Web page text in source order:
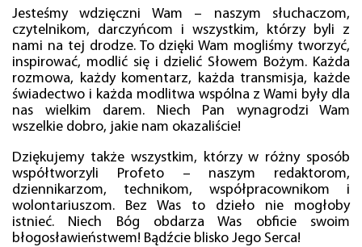
Jesteśmy wdzięczni Wam – naszym słuchaczom,
czytelnikom, darczyńcom i wszystkim, którzy byli z
nami na tej drodze. To dzięki Wam mogliśmy tworzyć,
inspirować, modlić się i dzielić Słowem Bożym. Każda
rozmowa, każdy komentarz, każda transmisja, każde
świadectwo i każda modlitwa wspólna z Wami były dla
nas wielkim darem. Niech Pan wynagrodzi Wam
wszelkie dobro, jakie nam okazaliście!
Dziękujemy także wszystkim, którzy w różny sposób
współtworzyli Profeto – naszym redaktorom,
dziennikarzom, technikom, współpracownikom i
wolontariuszom. Bez Was to dzieło nie mogłoby
istnieć. Niech Bóg obdarza Was obficie swoim
błogosławieństwem! Bądźcie blisko Jego Serca!